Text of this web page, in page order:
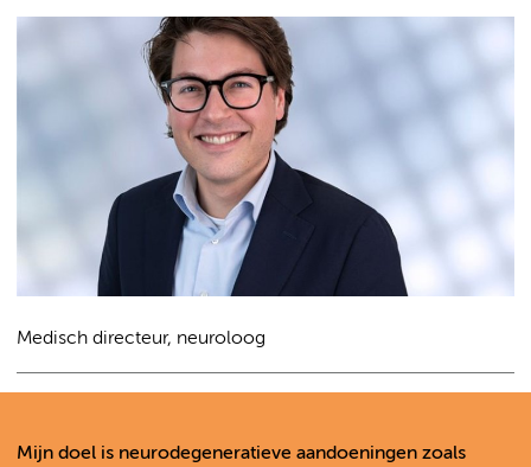
Medisch directeur, neuroloog
Mijn doel is neurodegeneratieve aandoeningen zoals